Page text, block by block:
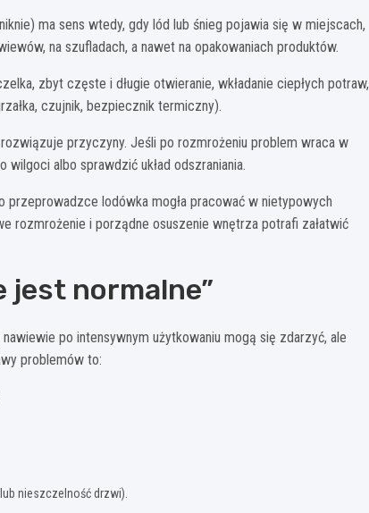
ma sens wtedy, gdy lód lub śnieg pojawia się w miejscach,
na szufladach, a nawet na opakowaniach produktów.
zbyt częste i długie otwieranie, wkładanie ciepłych potraw,
czujnik, bezpiecznik termiczny).
przyczyny. Jeśli po rozmrożeniu problem wraca w
wilgoci albo sprawdzić układ odszraniania.
lodówka mogła pracować w nietypowych
rozmrożenie i porządne osuszenie wnętrza potrafi załatwić
jest normalne”
po intensywnym użytkowaniu mogą się zdarzyć, ale
problemów to:
nieszczelność drzwi).